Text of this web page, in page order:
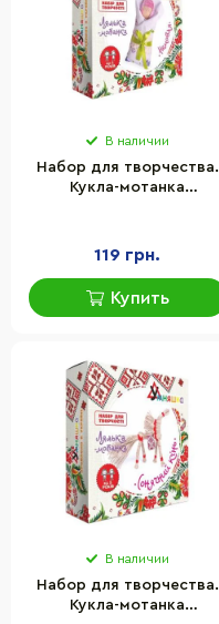
В наличии
Набор для творчества.
Кукла-мотанка
119 грн.
Купить
В наличии
Набор для творчества.
Кукла-мотанка